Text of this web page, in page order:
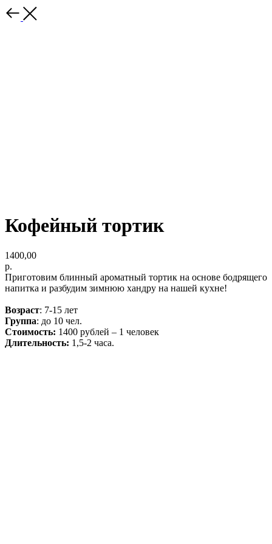
Кофейный тортик
1400,00
р.
Приготовим блинный ароматный тортик на основе бодрящего
напитка и разбудим зимнюю хандру на нашей кухне!
Возраст: 7-15 лет
Группа: до 10 чел.
Стоимость: 1400 рублей – 1 человек
Длительность: 1,5-2 часа.